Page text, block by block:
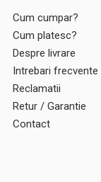
Cum cumpar?
Cum platesc?
Despre livrare
Intrebari frecvente
Reclamatii
Retur / Garantie
Contact